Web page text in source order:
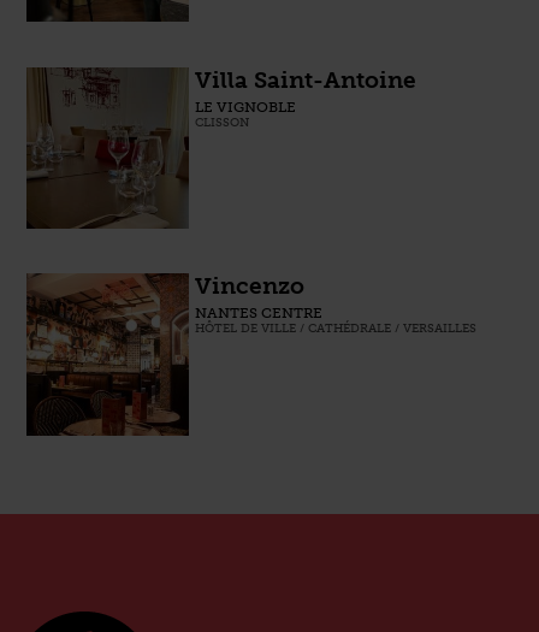
Villa Saint-Antoine
LE VIGNOBLE
CLISSON
Vincenzo
NANTES CENTRE
HÔTEL DE VILLE / CATHÉDRALE / VERSAILLES